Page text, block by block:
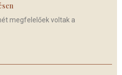
megfelelőek voltak a